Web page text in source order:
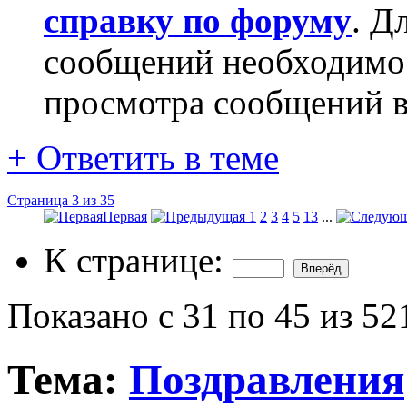
справку по форуму.
сообщений
просмотра сообщений
+ Ответить в теме
Страница 3 из 35
Первая
1 2 3 4 5 13 ...
К странице:
Показано с 31 по 45 из
Тема: Поздравления